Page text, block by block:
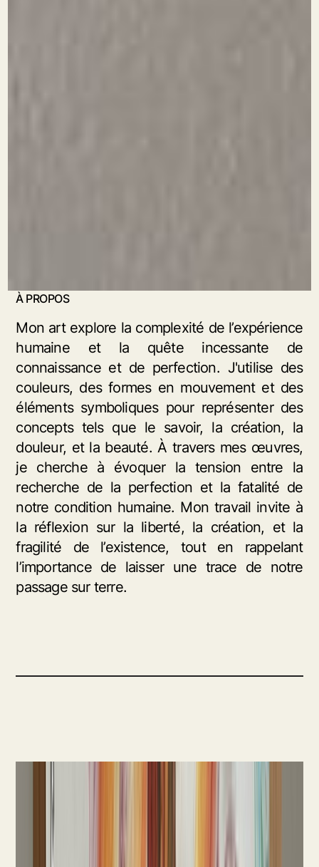
À PROPOS
Mon art explore la complexité de l’expérience
humaine et la quête incessante de
connaissance et de perfection. J'utilise des
couleurs, des formes en mouvement et des
éléments symboliques pour représenter des
concepts tels que le savoir, la création, la
douleur, et la beauté. À travers mes œuvres,
je cherche à évoquer la tension entre la
recherche de la perfection et la fatalité de
notre condition humaine. Mon travail invite à
la réflexion sur la liberté, la création, et la
fragilité de l’existence, tout en rappelant
l’importance de laisser une trace de notre
passage sur terre.